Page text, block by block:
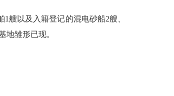
艘以及入籍登记的混电砂船2艘、
地雏形已现。